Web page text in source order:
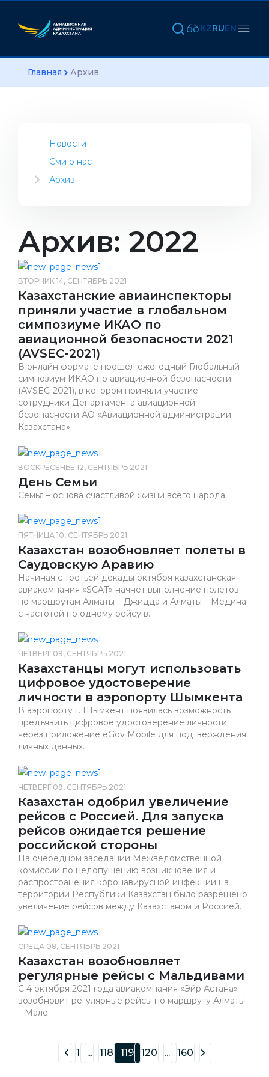
KZRUEN
Главная Архив
Новости
Сми о нас
Архив
2020
2019
Архив: 2022
ВТОРНИК 14, СЕНТЯБРЬ 2021
Казахстанские авиаинспекторы
приняли участие в глобальном
симпозиуме ИКАО по
авиационной безопасности 2021
(AVSEC-2021)
В онлайн формате прошел ежегодный Глобальный
симпозиум ИКАО по авиационной безопасности
(AVSEC-2021), в котором приняли участие
сотрудники Департамента авиационной
безопасности АО «Авиационной администрации
Казахстана».
ВОСКРЕСЕНЬЕ 12, СЕНТЯБРЬ 2021
День Семьи
Семья – основа счастливой жизни всего народа.
ПЯТНИЦА 10, СЕНТЯБРЬ 2021
Казахстан возобновляет полеты в
Саудовскую Аравию
Начиная с третьей декады октября казахстанская
авиакомпания «SCAT» начнет выполнение полетов
по маршрутам Алматы – Джидда и Алматы – Медина
с частотой по одному рейсу в...
ЧЕТВЕРГ 09, СЕНТЯБРЬ 2021
Казахстанцы могут использовать
цифровое удостоверение
личности в аэропорту Шымкента
В аэропорту г. Шымкент появилась возможность
предъявить цифровое удостоверение личности
через приложение eGov Mobile для подтверждения
личных данных.
ЧЕТВЕРГ 09, СЕНТЯБРЬ 2021
Казахстан одобрил увеличение
рейсов с Россией. Для запуска
рейсов ожидается решение
российской стороны
На очередном заседании Межведомственной
комиссии по недопущению возникновения и
распространения коронавирусной инфекции на
территории Республики Казахстан было разрешено
увеличение рейсов между Казахстаном и Россией.
СРЕДА 08, СЕНТЯБРЬ 2021
Казахстан возобновляет
регулярные рейсы с Мальдивами
С 4 октября 2021 года авиакомпания «Эйр Астана»
возобновит регулярные рейсы по маршруту Алматы
– Мале.
1 ... 118 119 120 ... 160